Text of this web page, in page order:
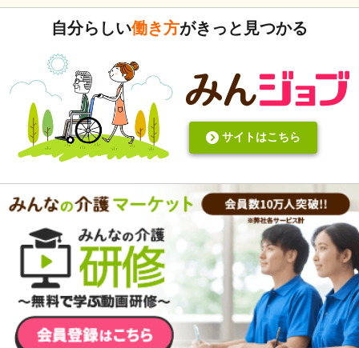
遂記録ばかりって、すごくネガティブだと個人的に思いま
す。また、介護の世界って「できて当たり前」的な思考が強
し。うつ病の人じゃないんだから、できないことばかり言っ
たらストレスたまりませんか。
自分らしい働き方がきっと見つかる
サイトはこちら